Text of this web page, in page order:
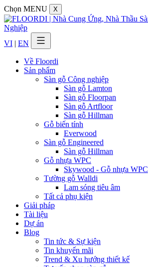
Chọn MENU X
VI | EN
Về Floordi
Sản phẩm
Sàn gỗ Công nghiệp
Sàn gỗ Lamton
Sàn gỗ Floorpan
Sàn gỗ Artfloor
Sàn gỗ Hillman
Gỗ biến tính
Everwood
Sàn gỗ Engineered
Sàn gỗ Hillman
Gỗ nhựa WPC
Skywood - Gỗ nhựa WPC
Tường gỗ Walldi
Lam sóng tiêu âm
Tất cả phụ kiện
Giải pháp
Tài liệu
Dự án
Blog
Tin tức & Sự kiện
Tin khuyến mãi
Trend & Xu hướng thiết kế